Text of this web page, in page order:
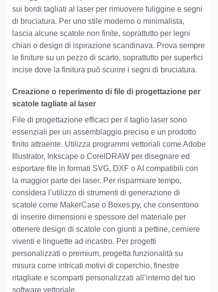
sui bordi tagliati al laser per rimuovere fuliggine e segni
di bruciatura. Per uno stile moderno o minimalista,
lascia alcune scatole non finite, soprattutto per legni
chiari o design di ispirazione scandinava. Prova sempre
le finiture su un pezzo di scarto, soprattutto per superfici
incise dove la finitura può scurire i segni di bruciatura.
Creazione o reperimento di file di progettazione per
scatole tagliate al laser
File di progettazione efficaci per il taglio laser sono
essenziali per un assemblaggio preciso e un prodotto
finito attraente. Utilizza programmi vettoriali come Adobe
Illustrator, Inkscape o CorelDRAW per disegnare ed
esportare file in formati SVG, DXF o AI compatibili con
la maggior parte dei laser. Per risparmiare tempo,
considera l’utilizzo di strumenti di generazione di
scatole come MakerCase o Boxes.py, che consentono
di inserire dimensioni e spessore del materiale per
ottenere design di scatole con giunti a pettine, cerniere
viventi e linguette ad incastro. Per progetti
personalizzati o premium, progetta funzionalità su
misura come intricati motivi di coperchio, finestre
ritagliate e scomparti personalizzati all’interno del tuo
software vettoriale.